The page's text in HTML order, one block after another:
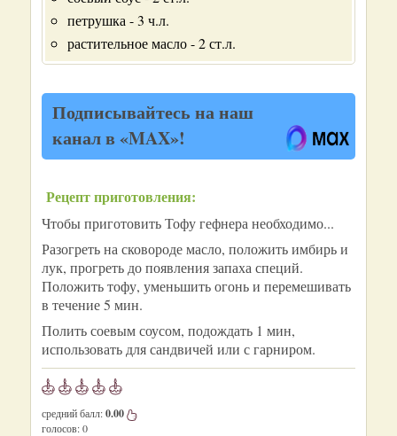
петрушка - 3 ч.л.
растительное масло - 2 ст.л.
Подписывайтесь на наш
канал в «MAX»!
Рецепт приготовления:
Чтобы приготовить Тофу гефнера необходимо...
Разогреть на сковороде масло, положить имбирь и
лук, прогреть до появления запаха специй.
Положить тофу, уменьшить огонь и перемешивать
в течение 5 мин.
Полить соевым соусом, подождать 1 мин,
использовать для сандвичей или с гарниром.
средний балл:0.00
голосов:0